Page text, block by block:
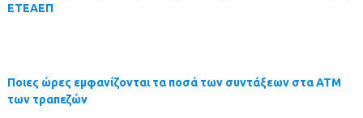
ΕΤΕΑΕΠ
Ποιες ώρες εμφανίζονται τα ποσά των συντάξεων στα ΑΤΜ
των τραπεζών